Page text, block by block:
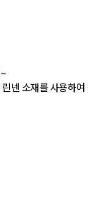
넨 소재를 사용하여